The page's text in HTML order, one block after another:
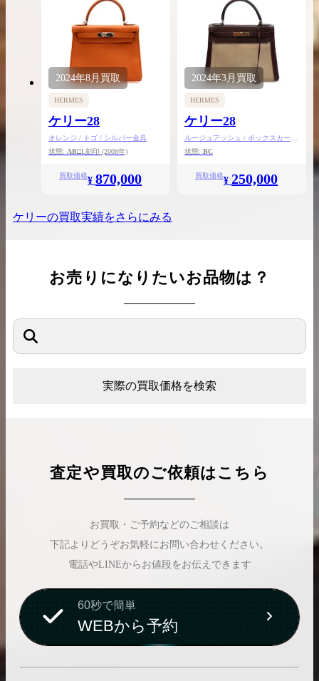
2024年8月買取
HERMES
ケリー28
オレンジ / トゴ / シルバー金具
状態: AB□L刻印 (2008年)
買取価格¥ 870,000
2024年3月 買取
HERMES
ケリー28
ルージュアッシュ / ボックスカーフ
/ トワルアッシュ / ゴールド金具
状態: BC
買取価格¥ 250,000
ケリーの買取実績をさらにみる
お売りになりたいお品物は？
実際の買取価格を検索
査定や買取のご依頼はこちら
お買取・ご予約などのご相談は
下記よりどうぞお気軽にお問い合わせください。
電話やLINEからお値段をお伝えできます
60秒で簡単
WEBから予約